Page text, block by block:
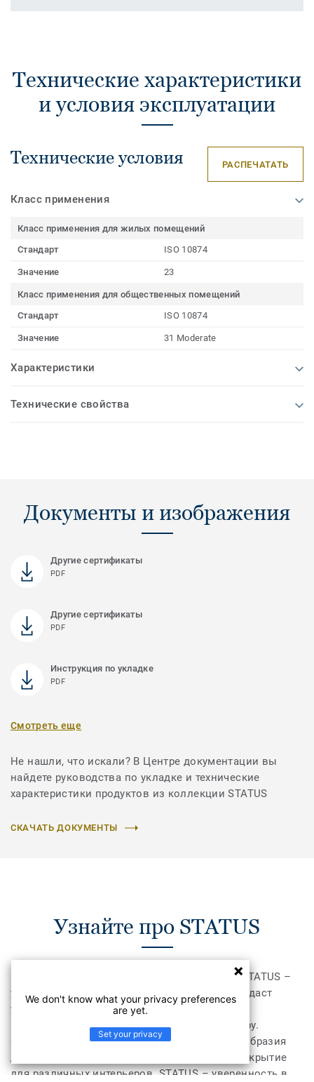
Технические характеристики
и условия эксплуатации
Технические условия РАСПЕЧАТАТЬ
Класс применения
Класс применения для жилых помещений
Стандарт
ISO 10874
Значение 23
Класс применения для общественных помещений
Стандарт
ISO 10874
Значение 31 Moderate
Характеристики
Технические свойства
Документы и изображения
Другие сертификаты
PDF
Другие сертификаты
PDF
Инструкция по укладке
PDF
Смотреть еще
Не нашли, что искали? В Центре документации вы
найдете руководства по укладке и технические
характеристики продуктов из коллекции STATUS
СКАЧАТЬ ДОКУМЕНТЫ
Узнайте про STATUS
Коллекция полукоммерческого линолеума STATUS –
украсит не только небольшой офис, но и придаст
уверенности самым загруженным домашним
пространствам, например, кухне или коридору.
Сочетание широкого выбора ширин и разнообразия
дизайнов позволит подобрать напольное покрытие
для различных интерьеров. STATUS – уверенность в
We don't know what your privacy preferences
are yet.
Set your privacy